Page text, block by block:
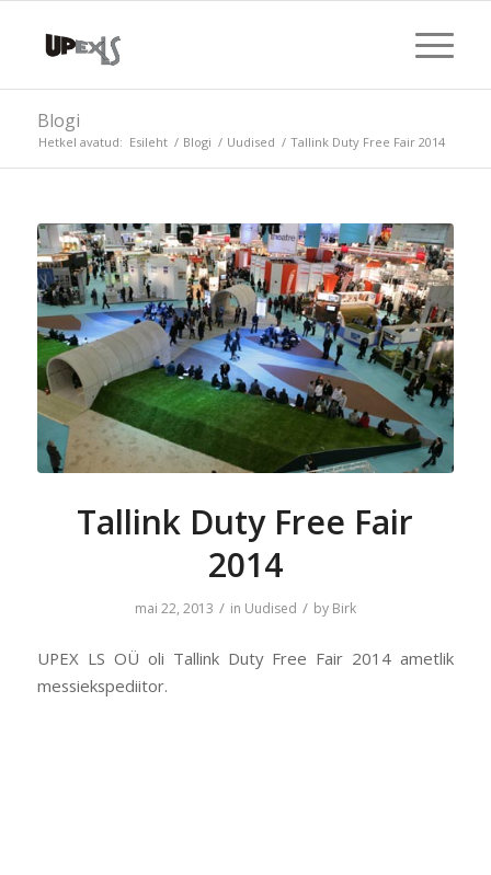
Blogi
Hetkel avatud: Esileht / Blogi / Uudised / Tallink Duty Free Fair 2014
Tallink Duty Free Fair
2014
mai 22, 2013 / in Uudised / by Birk
UPEX LS OÜ oli Tallink Duty Free Fair 2014 ametlik
messiekspediitor.